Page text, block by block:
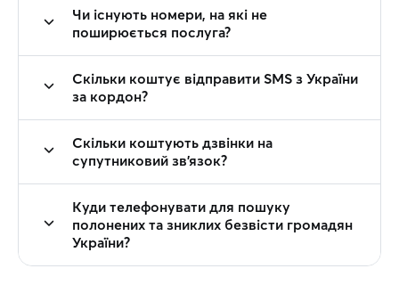
Чи існують номери, на які не
поширюється послуга?
Скільки коштує відправити SMS з України
за кордон?
Скільки коштують дзвінки на
супутниковий зв'язок?
Куди телефонувати для пошуку
полонених та зниклих безвісти громадян
України?